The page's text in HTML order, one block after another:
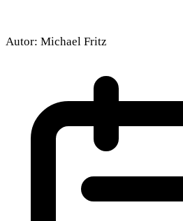
Autor: Michael Fritz